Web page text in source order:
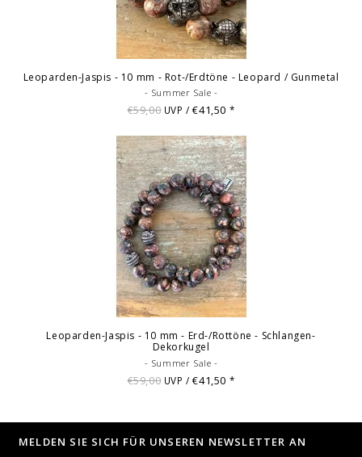
Leoparden-Jaspis - 10 mm - Rot-/Erdtöne - Leopard / Gunmetal
- Summer Sale -
€59,00 UVP / €41,50 *
Leoparden-Jaspis - 10 mm - Erd-/Rottöne - Schlangen-
Dekorkugel
- Summer Sale -
€59,00 UVP / €41,50 *
MELDEN SIE SICH FÜR UNSEREN NEWSLETTER AN